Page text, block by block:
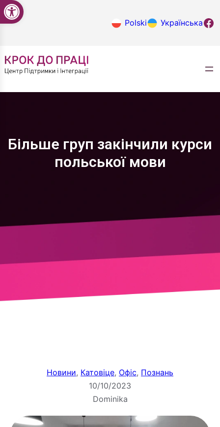
Перейти
до
Polski УкраїнськаКрок
Більше груп закінчили курси
польської мови
Dominika
10/10/2023
Новини, Катовіце, Офіс, Познань